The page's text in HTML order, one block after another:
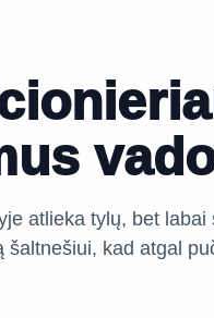
atlieka tylų, bet labai
kad atgal